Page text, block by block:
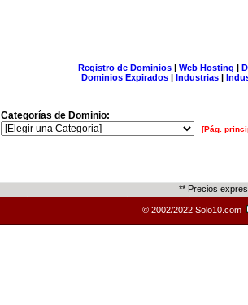
Registro de Dominios| Web Hosting |
Dominios Expirados | Industrias |
Categorías de Dominio:
[Pág.
** Precios
© 2002/2022 Solo10.com